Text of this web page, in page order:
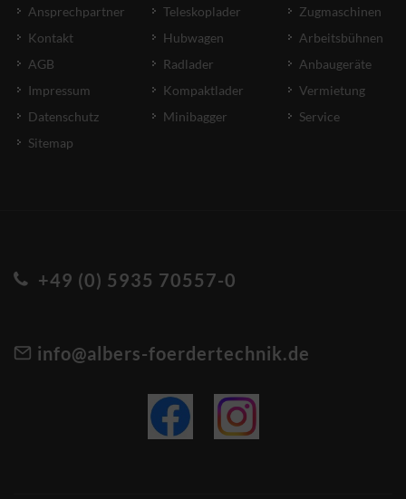
Ansprechpartner
Kontakt
AGB
Impressum
Datenschutz
Sitemap
Teleskoplader
Hubwagen
Radlader
Kompaktlader
Minibagger
Zugmaschinen
Arbeitsbühnen
Anbaugeräte
Vermietung
Service
+49 (0) 5935 70557-0
info@albers-foerdertechnik.de